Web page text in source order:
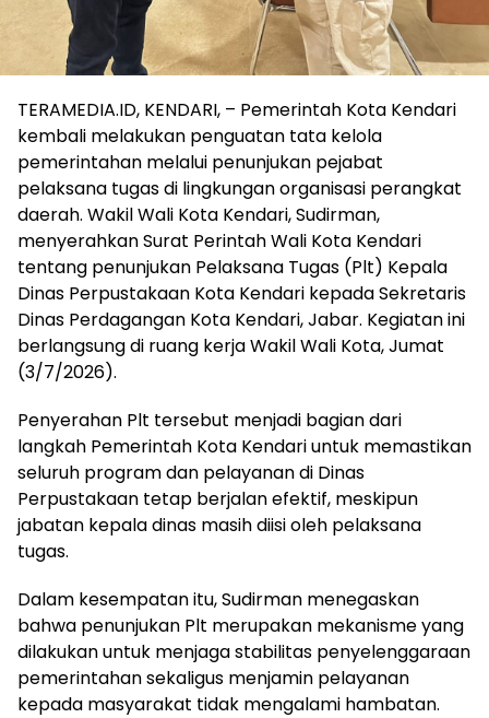
TERAMEDIA.ID, KENDARI, – Pemerintah Kota Kendari
kembali melakukan penguatan tata kelola
pemerintahan melalui penunjukan pejabat
pelaksana tugas di lingkungan organisasi perangkat
daerah. Wakil Wali Kota Kendari, Sudirman,
menyerahkan Surat Perintah Wali Kota Kendari
tentang penunjukan Pelaksana Tugas (Plt) Kepala
Dinas Perpustakaan Kota Kendari kepada Sekretaris
Dinas Perdagangan Kota Kendari, Jabar. Kegiatan ini
berlangsung di ruang kerja Wakil Wali Kota, Jumat
(3/7/2026).
Penyerahan Plt tersebut menjadi bagian dari
langkah Pemerintah Kota Kendari untuk memastikan
seluruh program dan pelayanan di Dinas
Perpustakaan tetap berjalan efektif, meskipun
jabatan kepala dinas masih diisi oleh pelaksana
tugas.
Dalam kesempatan itu, Sudirman menegaskan
bahwa penunjukan Plt merupakan mekanisme yang
dilakukan untuk menjaga stabilitas penyelenggaraan
pemerintahan sekaligus menjamin pelayanan
kepada masyarakat tidak mengalami hambatan.